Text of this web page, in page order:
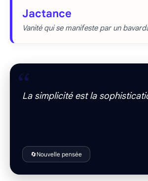
Jactance
Vanité qui se manifeste par un
“
La simplicité est la
🔄Nouvelle pensée